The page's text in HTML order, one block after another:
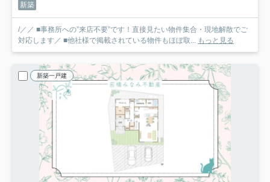
新築
/／／ ■事務所への”来店不要”です！直接見たい物件集合・現地解散でご
対応します／ ■他社様で掲載されている物件もほぼ取... もっと見る
新築一戸建